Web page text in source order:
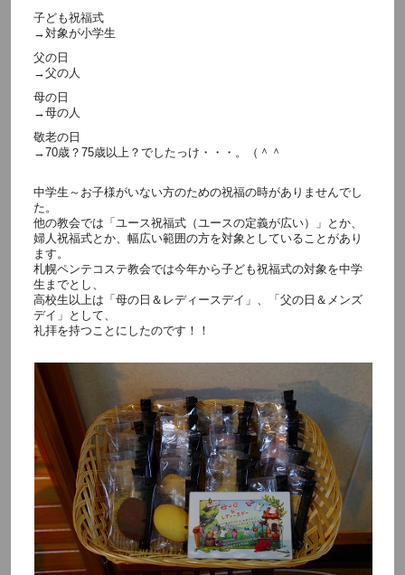
子ども祝福式
→対象が小学生
父の日
→父の人
母の日
→母の人
敬老の日
→70歳？75歳以上？でしたっけ・・・。（＾＾
中学生～お子様がいない方のための祝福の時がありませんでし
た。
他の教会では「ユース祝福式（ユースの定義が広い）」とか、
婦人祝福式とか、幅広い範囲の方を対象としていることがあり
ます。
札幌ペンテコステ教会では今年から子ども祝福式の対象を中学
生までとし、
高校生以上は「母の日＆レディースデイ」、「父の日＆メンズ
デイ」として、
礼拝を持つことにしたのです！！